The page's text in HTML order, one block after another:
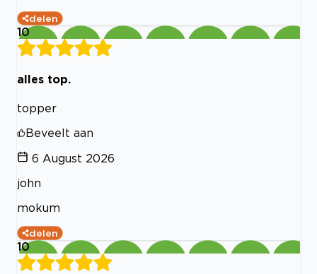
delen
10
alles top.
topper
Beveelt aan
6 August 2026
john
mokum
delen
10